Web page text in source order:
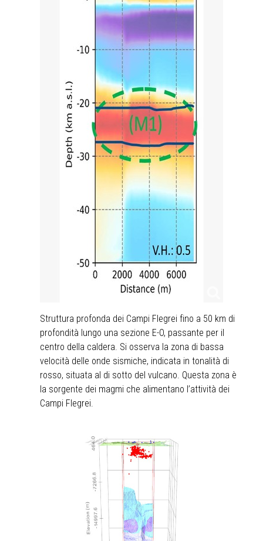
Struttura profonda dei Campi Flegrei fino a 50 km di
profondità lungo una sezione E-O, passante per il
centro della caldera. Si osserva la zona di bassa
velocità delle onde sismiche, indicata in tonalità di
rosso, situata al di sotto del vulcano. Questa zona è
la sorgente dei magmi che alimentano l’attività dei
Campi Flegrei.